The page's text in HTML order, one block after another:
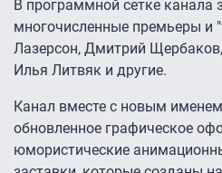
В программной сетке канала
многочисленные премьеры и
Лазерсон, Дмитрий
Илья Литвяк и другие.
Канал вместе с новым
обновленное графическое
юмористические